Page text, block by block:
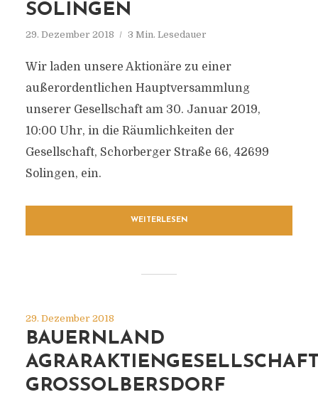
SOLINGEN
29. Dezember 2018 3 Min. Lesedauer
Wir laden unsere Aktionäre zu einer
außerordentlichen Hauptversammlung
unserer Gesellschaft am 30. Januar 2019,
10:00 Uhr, in die Räumlichkeiten der
Gesellschaft, Schorberger Straße 66, 42699
Solingen, ein.
WEITERLESEN
29. Dezember 2018
BAUERNLAND
AGRARAKTIENGESELLSCHAFT
GROSSOLBERSDORF H